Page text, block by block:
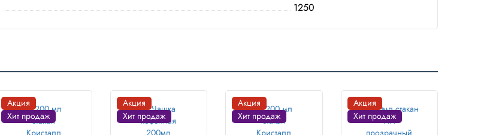
1250
Акция
Хит продаж
Акция
Хит продаж
Акция
Хит продаж
Акция
Хит продаж